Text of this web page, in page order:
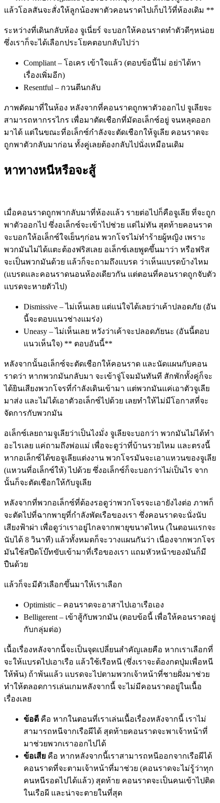
แล้วโอลสันจะสั่งให้ลูกน้องพาตัวคอนราดไปเก็บไว้ที่ห้องเดิม **
ระหว่างที่เดินกลับห้อง จูเนี่ยร์ จะบอกให้คอนราดทำตัวดีๆหน่อย
ซึ่งเราก็จะได้เลือกประโยคตอบกลับไปว่า
Compliant – โอเคร เข้าใจแล้ว (ตอบข้อนี้ไม่ อย่าได้หา
เรื่องเพิ่มอีก)
Resentful – กวนตีนกลับ
ภาพตัดมาที่ในห้อง หลังจากที่คอนราดถูกพาตัวออกไป จูเลียจะ
สามารถหากรรไกร เพื่อมาตัดเชือกที่มัดอเล็กซ์อยู่ จนหลุดออก
มาได้ แต่ในขณะที่อเล็กซ์กำลังจะตัดเชือกให้จูเลีย คอนราดจะ
ถูกพาตัวกลับมาก่อน ทั้งคู่เลยต้องกลับไปนั่งเหมือนเดิม
หาทางหนีหรือจะสู้
เมื่อคอนราดถูกพากลับมาที่ห้องแล้ว รายต่อไปก็คือจูเลีย ที่จะถูก
พาตัวออกไป ซึ่งอเล็กซ์จะเข้าไปช่วย แต่ไม่ทัน สุดท้ายคอนราด
จะบอกให้อเล็กซ์ใจเย็นๆก่อน พวกโจรไม่ทำร้ายผู้หญิง เพราะ
พวกมันไม่ได้แตะต้องฟริสเลย อเล็กซ์เลยพูดขึ้นมาว่า หรือฟริส
จะเป็นพวกมันด้วย แล้วก็จะถามถึงแบรด ว่าเห็นแบรดบ้างไหม
(แบรดและคอนราดนอนห้องเดียวกัน แต่ตอนที่คอนราดถูกจับตัว
แบรดจะหายตัวไป)
Dismissive – ไม่เห็นเลย แต่แน่ใจได้เลยว่าเค้าปลอดภัย (อัน
นี้จะตอบแนวช่างแมร่ง)
Uneasy – ไม่เห็นเลย หวังว่าเค้าจะปลอดภัยนะ (อันนี้ตอบ
แนวเห็นใจ) ** ตอบอันนี้**
หลังจากนั้นอเล็กซ์จะตัดเชือกให้คอนราด และนัดแผนกับคอน
ราดว่า หากพวกมันกลับมา จะเข้าจู่โจมมันทันที สักพักทั้งคู่ก็จะ
ได้ยินเสียงพวกโจรที่กำลังเดินเข้ามา แต่พวกมันแค่เอาตัวจูเลีย
มาส่ง และไม่ได้เอาตัวอเล็กซ์ไปด้วย เลยทำให้ไม่มีโอกาสที่จะ
จัดการกับพวกมัน
อเล็กซ์เลยถามจูเลียว่าเป็นไงมั่ง จูเลียจะบอกว่า พวกมันไม่ได้ทำ
อะไรเลย แค่ถามถึงพ่อแม่ เพื่อจะดูว่าที่บ้านรวยไหม และตรงนี้
หากอเล็กซ์ได้ขอจูเลียแต่งงาน พวกโจรมันจะเอาแหวนของจูเลีย
(แหวนที่อเล็กซ์ให้) ไปด้วย ซึ่งอเล็กซ์ก็จะบอกว่าไม่เป็นไร จาก
นั้นก็จะตัดเชือกให้กับจูเลีย
หลังจากที่พวกอเล็กซ์ที่ต้องรอดูว่าพวกโจรจะเอายังไงต่อ ภาพก็
จะตัดไปที่ฉากพายุที่กำลังพัดเรือของเรา ซึ่งคอนราดจะนั่งนับ
เสียงฟ้าผ่า เพื่อดูว่าเราอยู่ไกลจากพายุขนาดไหน (ในตอนแรกจะ
นับได้ 8 วินาที) แล้วทั้งหมดก็จะวางแผนกันว่า เนื่องจากพวกโจร
มันใช้สปีดโบ๊ทขับเข้ามาที่เรือของเรา แถมหัวหน้าของมันก็มี
ปืนด้วย
แล้วก็จะมีตัวเลือกขึ้นมาให้เราเลือก
Optimistic – คอนราดจะอาสาไปเอาเรือเอง
Belligerent – เข้าสู้กับพวกมัน (ตอบข้อนี้ เพื่อให้คอนราดอยู่
กับกลุ่มต่อ)
เนื้อเรื่องหลังจากนี้จะเป็นจุดเปลี่ยนสำคัญเลยคือ หากเราเลือกที่
จะให้แบรดไปเอาเรือ แล้วใช้เรือหนี (ซึ่งเราจะต้องกดปุ่มเพื่อหนี
ให้พ้น) ถ้าพ้นแล้ว แบรดจะไปตามพวกเจ้าหน้าที่ชายฝั่งมาช่วย
ทำให้ตลอดการเล่นเกมหลังจากนี้ จะไม่มีคอนราดอยู่ในเนื้อ
เรื่องเลย
ข้อดี คือ หากในตอนที่เราเล่นเนื้อเรื่องหลังจากนี้ เราไม่
สามารถหนีจากเรือผีได้ สุดท้ายคอนราดจะพาเจ้าหน้าที่
มาช่วยพวกเราออกไปได้
ข้อเสีย คือ หากหลังจากนี้เราสามารถหนีออกจากเรือผีได้
คอนราดที่จะตามเจ้าหน้าที่มาช่วย (คอนราดจะไม่รู้ว่าทุก
คนหนีรอดไปได้แล้ว) สุดท้าย คอนราดจะเป็นคนเข้าไปติด
ในเรือผี และน่าจะตายในที่สุด